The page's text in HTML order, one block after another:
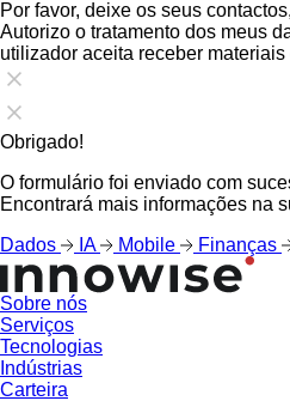
Por favor, deixe os seus
Autorizo o tratamento dos meus
utilizador aceita receber materiais
Obrigado!
O formulário foi enviado com
Encontrará mais informações na
Dados
IA Mobile Finanças
Sobre nós
Serviços
Tecnologias
Indústrias
Carteira